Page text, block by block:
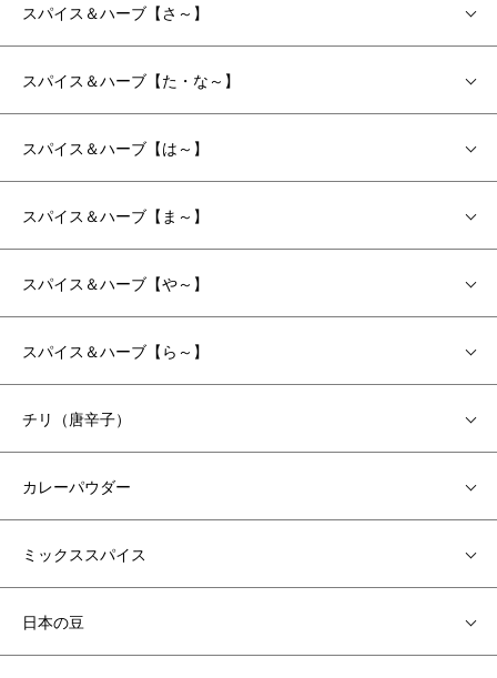
スパイス＆ハーブ【さ～】
スパイス＆ハーブ【た・な～】
スパイス＆ハーブ【は～】
スパイス＆ハーブ【ま～】
スパイス＆ハーブ【や～】
スパイス＆ハーブ【ら～】
チリ（唐辛子）
カレーパウダー
ミックススパイス
日本の豆